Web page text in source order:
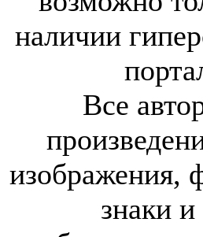
наличии
Все
изображения,
знаки и